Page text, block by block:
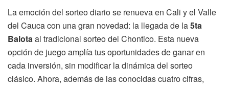
La emoción del sorteo diario se renueva en Cali y el Valle
del Cauca con una gran novedad: la llegada de la5ta
Balotaal tradicional sorteo del Chontico. Esta nueva
opción de juego amplía tus oportunidades de ganar en
cada inversión, sin modificar la dinámica del sorteo
clásico. Ahora, además de las conocidas cuatro cifras,